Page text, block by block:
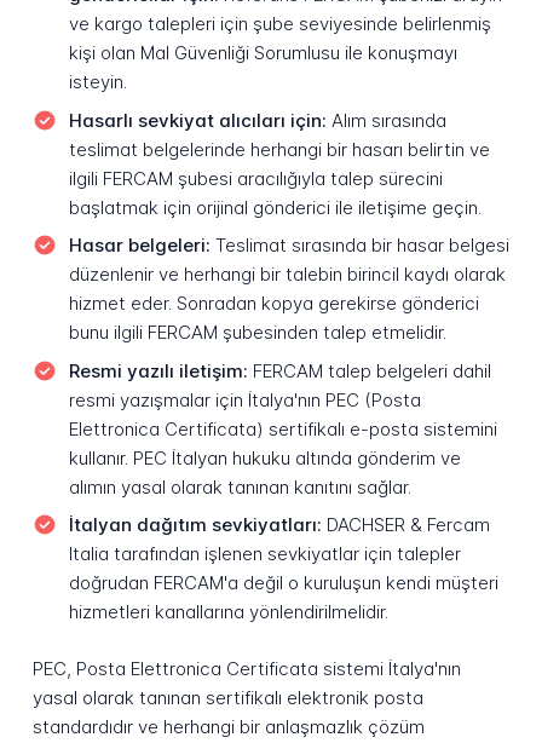
ve kargo talepleri için şube seviyesinde belirlenmiş
kişi olan Mal Güvenliği Sorumlusu ile konuşmayı
isteyin.
Hasarlı sevkiyat alıcıları için: Alım sırasında
teslimat belgelerinde herhangi bir hasarı belirtin ve
ilgili FERCAM şubesi aracılığıyla talep sürecini
başlatmak için orijinal gönderici ile iletişime geçin.
Hasar belgeleri: Teslimat sırasında bir hasar belgesi
düzenlenir ve herhangi bir talebin birincil kaydı olarak
hizmet eder. Sonradan kopya gerekirse gönderici
bunu ilgili FERCAM şubesinden talep etmelidir.
Resmi yazılı iletişim: FERCAM talep belgeleri dahil
resmi yazışmalar için İtalya'nın PEC (Posta
Elettronica Certificata) sertifikalı e-posta sistemini
kullanır. PEC İtalyan hukuku altında gönderim ve
alımın yasal olarak tanınan kanıtını sağlar.
İtalyan dağıtım sevkiyatları: DACHSER & Fercam
Italia tarafından işlenen sevkiyatlar için talepler
doğrudan FERCAM'a değil o kuruluşun kendi müşteri
hizmetleri kanallarına yönlendirilmelidir.
PEC, Posta Elettronica Certificata sistemi İtalya'nın
yasal olarak tanınan sertifikalı elektronik posta
standardıdır ve herhangi bir anlaşmazlık çözüm